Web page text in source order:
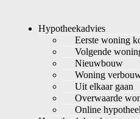
Hypotheekadvies
Eerste woning
Volgende
Nieuwbouw
Woning
Uit elkaar gaan
Overwaarde
Online